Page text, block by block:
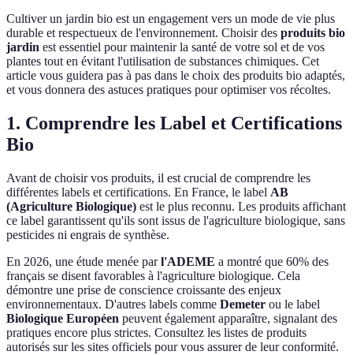
Cultiver un jardin bio est un engagement vers un mode de vie plus
durable et respectueux de l'environnement. Choisir des produits bio
jardin est essentiel pour maintenir la santé de votre sol et de vos
plantes tout en évitant l'utilisation de substances chimiques. Cet
article vous guidera pas à pas dans le choix des produits bio adaptés,
et vous donnera des astuces pratiques pour optimiser vos récoltes.
1. Comprendre les Label et Certifications
Bio
Avant de choisir vos produits, il est crucial de comprendre les
différentes labels et certifications. En France, le label AB
(Agriculture Biologique) est le plus reconnu. Les produits affichant
ce label garantissent qu'ils sont issus de l'agriculture biologique, sans
pesticides ni engrais de synthèse.
En 2026, une étude menée parl'ADEME a montré que 60% des
français se disent favorables à l'agriculture biologique. Cela
démontre une prise de conscience croissante des enjeux
environnementaux. D'autres labels comme Demeter ou le label
Biologique Européen peuvent également apparaître, signalant des
pratiques encore plus strictes. Consultez les listes de produits
autorisés sur les sites officiels pour vous assurer de leur conformité.